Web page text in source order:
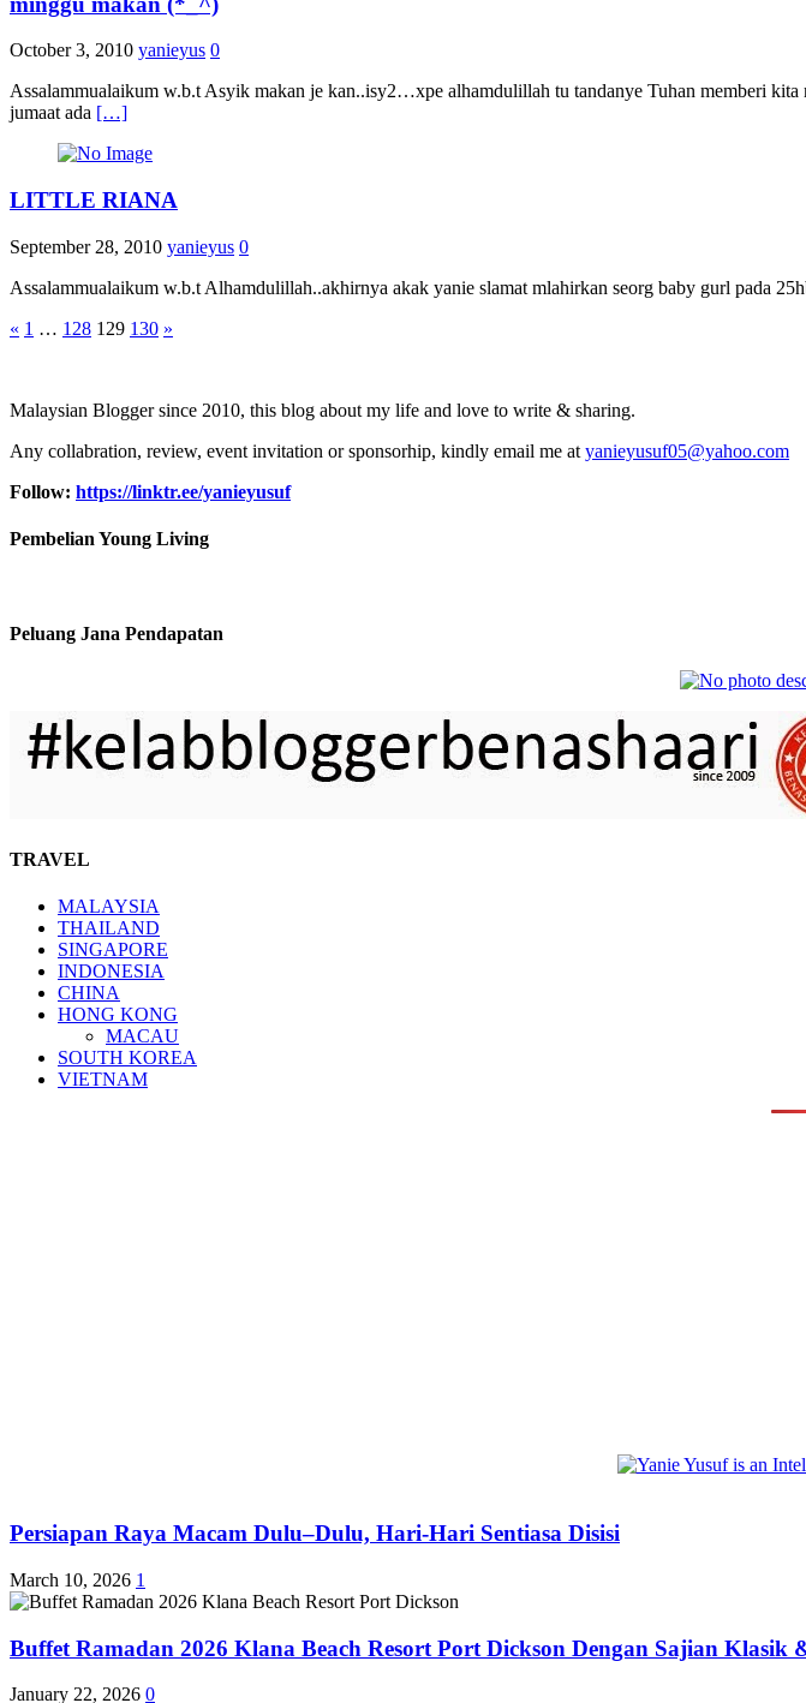
October 3, 2010 yanieyus 0
Assalammualaikum w.b.t Asyik makan je kan..isy2…xpe alhamdulillah tu tandanye Tuhan memberi
jumaat ada […]
LITTLE RIANA
September 28, 2010 yanieyus 0
Assalammualaikum w.b.t Alhamdulillah..akhirnya akak yanie slamat mlahirkan seorg baby gurl pada
Posts
« 1 … 128 129 130 »
Malaysian Blogger since 2010, this blog about my life and love to write & sharing.
Any collabration, review, event invitation or sponsorhip, kindly email me at yanieyusuf05@yahoo.com
Follow: https://linktr.ee/yanieyusuf
Pembelian Young Living
Peluang Jana Pendapatan
TRAVEL
MALAYSIA
THAILAND
SINGAPORE
INDONESIA
CHINA
HONG KONG
MACAU
SOUTH KOREA
VIETNAM
Persiapan Raya Macam Dulu–Dulu, Hari-Hari Sentiasa Disisi
March 10, 2026 1
Buffet Ramadan 2026 Klana Beach Resort Port Dickson Dengan Sajian Klasik
January 22, 2026 0